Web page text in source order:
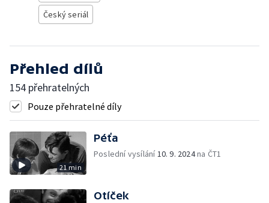
Český seriál
Přehled dílů
154 přehratelných
Pouze přehratelné díly
21 min
Péťa
Poslední vysílání10. 9. 2024na ČT1
Otíček